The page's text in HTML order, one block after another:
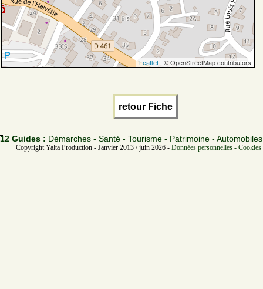
Leaflet | © OpenStreetMap contributors
retour Fiche
12 Guides : Démarches - Santé - Tourisme - Patrimoine - Automobiles
Copyright Yalta Production - Janvier 2013 / juin 2026 -Données personnelles -